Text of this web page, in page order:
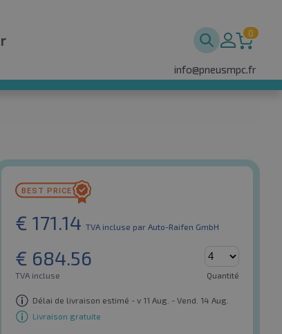
0
info@pneusmpc.fr
€ 171.14 TVA incluse par Auto-Raifen GmbH
€ 684.56
TVA incluse Quantité
Délai de livraison estimé - v 11 Aug. - Vend. 14 Aug.
Livraison gratuite